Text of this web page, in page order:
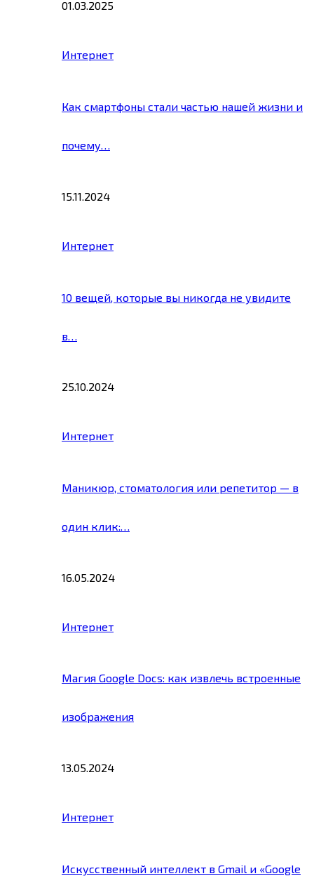
01.03.2025
Интернет
Как смартфоны стали частью нашей жизни и
почему…
15.11.2024
Интернет
10 вещей, которые вы никогда не увидите
в…
25.10.2024
Интернет
Маникюр, стоматология или репетитор — в
один клик:…
16.05.2024
Интернет
Магия Google Docs: как извлечь встроенные
изображения
13.05.2024
Интернет
Искусственный интеллект в Gmail и «Google